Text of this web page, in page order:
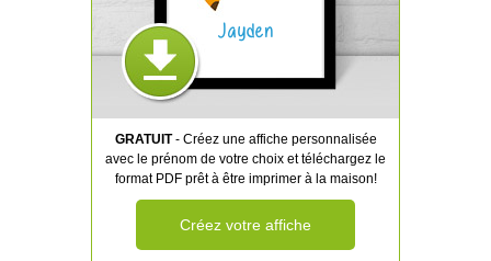
Jayden
GRATUIT- Créez une affiche personnalisée
avec le prénom de votre choix et téléchargez le
format PDF prêt à être imprimer à la maison!
Créez votre affiche